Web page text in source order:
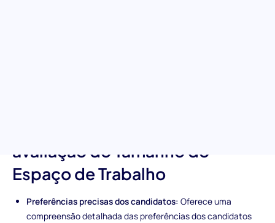
avaliação do Tamanho do
Espaço de Trabalho
Preferências precisas dos candidatos: Oferece uma
compreensão detalhada das preferências dos candidatos